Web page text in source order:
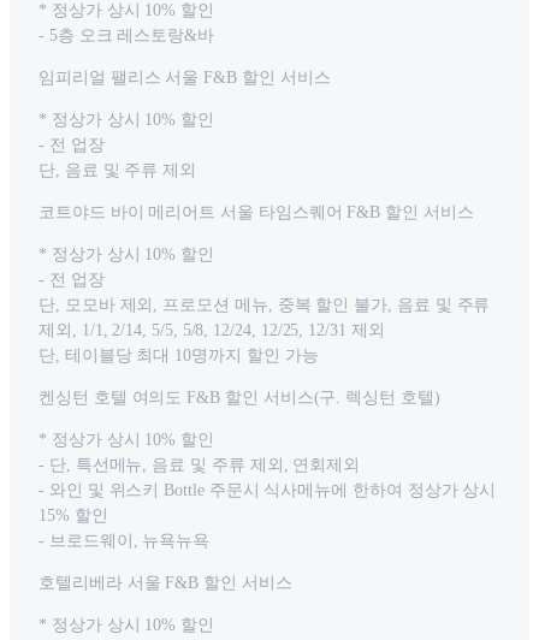
* 정상가 상시 10% 할인
- 5층 오크 레스토랑&바
임피리얼 팰리스 서울 F&B 할인 서비스
* 정상가 상시 10% 할인
- 전 업장
단, 음료 및 주류 제외
코트야드 바이 메리어트 서울 타임스퀘어 F&B 할인 서비스
* 정상가 상시 10% 할인
- 전 업장
단, 모모바 제외, 프로모션 메뉴, 중복 할인 불가, 음료 및 주류
제외, 1/1, 2/14, 5/5, 5/8, 12/24, 12/25, 12/31 제외
단, 테이블당 최대 10명까지 할인 가능
켄싱턴 호텔 여의도 F&B 할인 서비스(구. 렉싱턴 호텔)
* 정상가 상시 10% 할인
- 단, 특선메뉴, 음료 및 주류 제외, 연회제외
- 와인 및 위스키 Bottle 주문시 식사메뉴에 한하여 정상가 상시
15% 할인
- 브로드웨이, 뉴욕뉴욕
호텔리베라 서울 F&B 할인 서비스
* 정상가 상시 10% 할인